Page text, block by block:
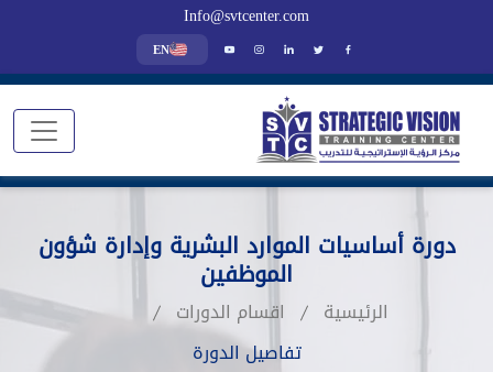
Info@svtcenter.com
EN
دورة أساسيات الموارد البشرية وإدارة شؤون
الموظفين
الرئيسية
اقسام الدورات
تفاصيل الدورة